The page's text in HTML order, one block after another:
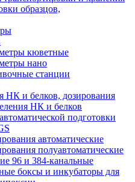
образцов,
кюветные
нано
станции
НК и белков, дозирования
НК и белков
подготовки
автоматические
полуавтоматические
96 и 384-канальные
боксы и инкубаторы для